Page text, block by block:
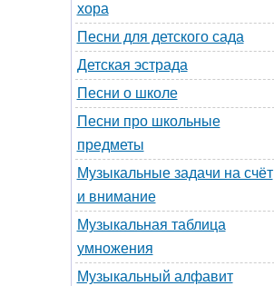
хора
Песни для детского сада
Детская эстрада
Песни о школе
Песни про школьные
предметы
Музыкальные задачи на счёт
и внимание
Музыкальная таблица
умножения
Музыкальный алфавит